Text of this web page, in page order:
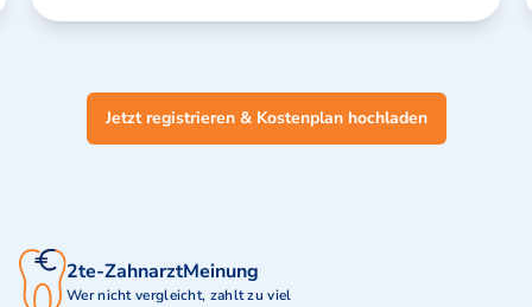
Jetzt registrieren & Kostenplan hochladen
2te-ZahnarztMeinung
Wer nicht vergleicht, zahlt zu viel